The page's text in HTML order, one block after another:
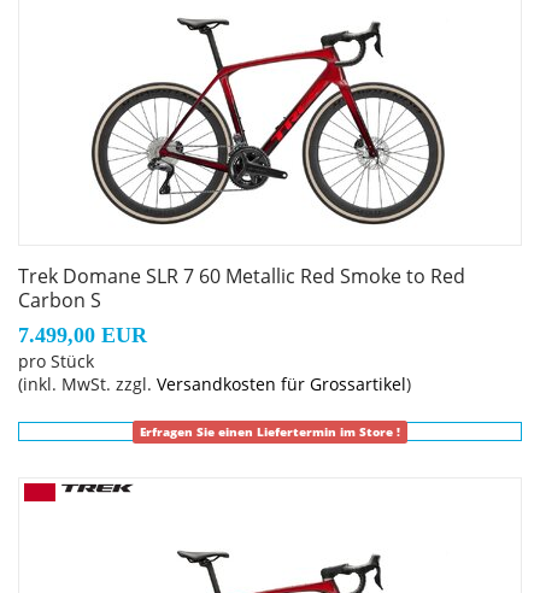
Bontrager Aeolus Pro 51, OCLV Carbon, Tubeless-Ready,
Shimano 11/12fach-Freilauf, 142 x 12 mm Steckachse
Trek Domane SLR 7 60 Metallic Red Smoke to Red
Carbon S
7.499,00 EUR
pro Stück
(inkl. MwSt. zzgl. Versandkosten für Grossartikel)
Erfragen Sie einen Liefertermin im Store !